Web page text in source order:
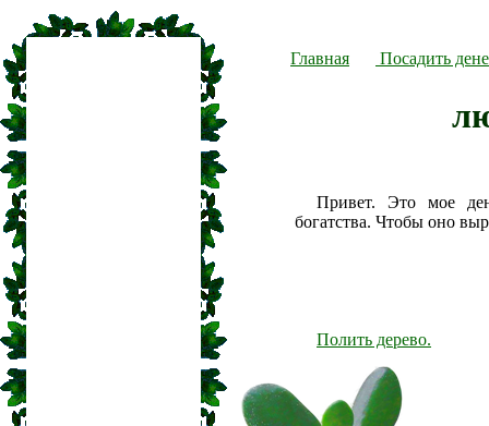
Главная Посадить
Привет. Это мое
богатства. Чтобы оно
Полить дерево.